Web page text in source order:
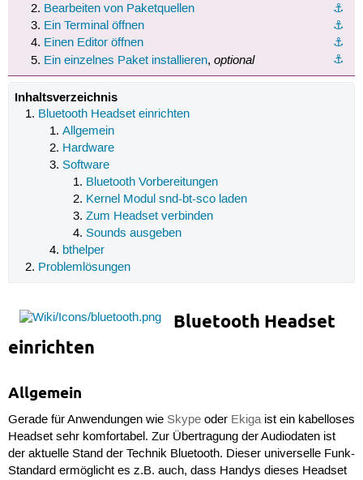
⚓︎
Bearbeiten von Paketquellen
⚓︎
Ein Terminal öffnen
⚓︎
Einen Editor öffnen
⚓︎
Ein einzelnes Paket installieren, optional
Inhaltsverzeichnis
Bluetooth Headset einrichten
Allgemein
Hardware
Software
Bluetooth Vorbereitungen
Kernel Modul snd-bt-sco laden
Zum Headset verbinden
Sounds ausgeben
bthelper
Problemlösungen
Bluetooth Headset
einrichten
Allgemein
Gerade für Anwendungen wie Skypeoder Ekigaist ein kabelloses
Headset sehr komfortabel. Zur Übertragung der Audiodaten ist
der aktuelle Stand der Technik Bluetooth. Dieser universelle Funk-
Standard ermöglicht es z.B. auch, dass Handys dieses Headset